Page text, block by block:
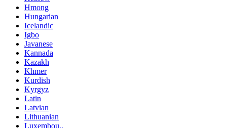
Hmong
Hungarian
Icelandic
Igbo
Javanese
Kannada
Kazakh
Khmer
Kurdish
Kyrgyz
Latin
Latvian
Lithuanian
Luxembou..